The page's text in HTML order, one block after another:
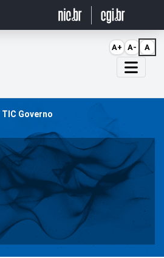
TIC Governo
A+ A- A